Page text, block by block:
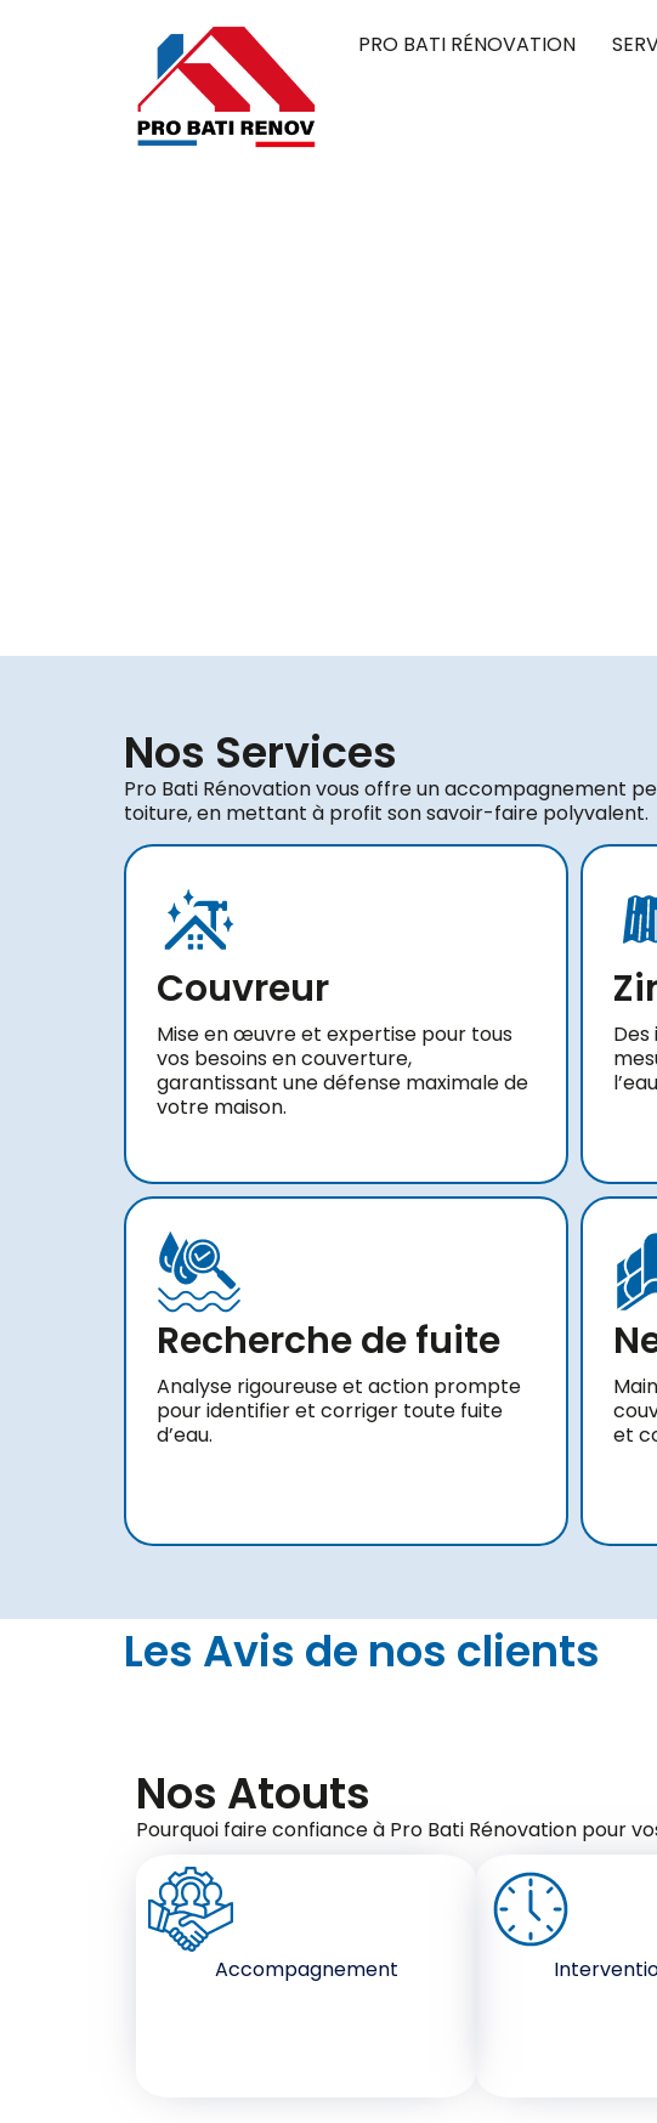
PRO BATI RÉNOVATION
Nos Services
Pro Bati Rénovation vous offre un accompagnement
toiture, en mettant à profit son savoir-faire polyvalent.
Couvreur
Mise en œuvre et expertise pour tous
vos besoins en couverture,
garantissant une défense maximale de
votre maison.
Recherche de fuite
Analyse rigoureuse et action prompte
pour identifier et corriger toute fuite
d’eau.
et
Les Avis de nos clients
Nos Atouts
Pourquoi faire confiance à Pro Bati Rénovation pour
Accompagnement